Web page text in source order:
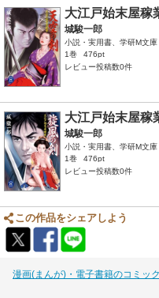
大江戸始末屋稼
城駿一郎
小説・実用書、学研M文庫
1巻
476pt
レビュー投稿数0件
大江戸始末屋稼
城駿一郎
小説・実用書、学研M文庫
1巻
476pt
レビュー投稿数0件
この作品をシェアしよう
漫画(まんが)・電子書籍のコミッ